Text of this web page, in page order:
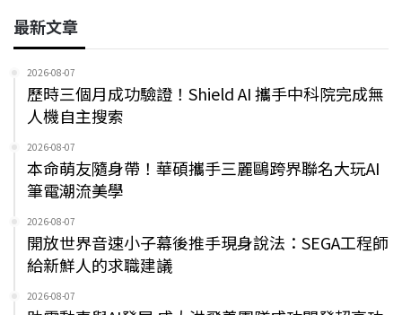
最新文章
2026-08-07
歷時三個月成功驗證！Shield AI 攜手中科院完成無
人機自主搜索
2026-08-07
本命萌友隨身帶！華碩攜手三麗鷗跨界聯名大玩AI
筆電潮流美學
2026-08-07
開放世界音速小子幕後推手現身說法：SEGA工程師
給新鮮人的求職建議
2026-08-07